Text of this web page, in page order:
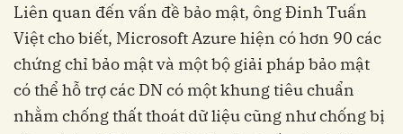
Liên quan đến vấn đề bảo mật, ông Đinh Tuấn
Việt cho biết, Microsoft Azure hiện có hơn 90 các
chứng chỉ bảo mật và một bộ giải pháp bảo mật
có thể hỗ trợ các DN có một khung tiêu chuẩn
nhằm chống thất thoát dữ liệu cũng như chống bị